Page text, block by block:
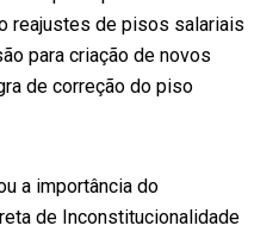
reajustes de pisos salariais
para criação de novos
de correção do piso
a importância do
de Inconstitucionalidade